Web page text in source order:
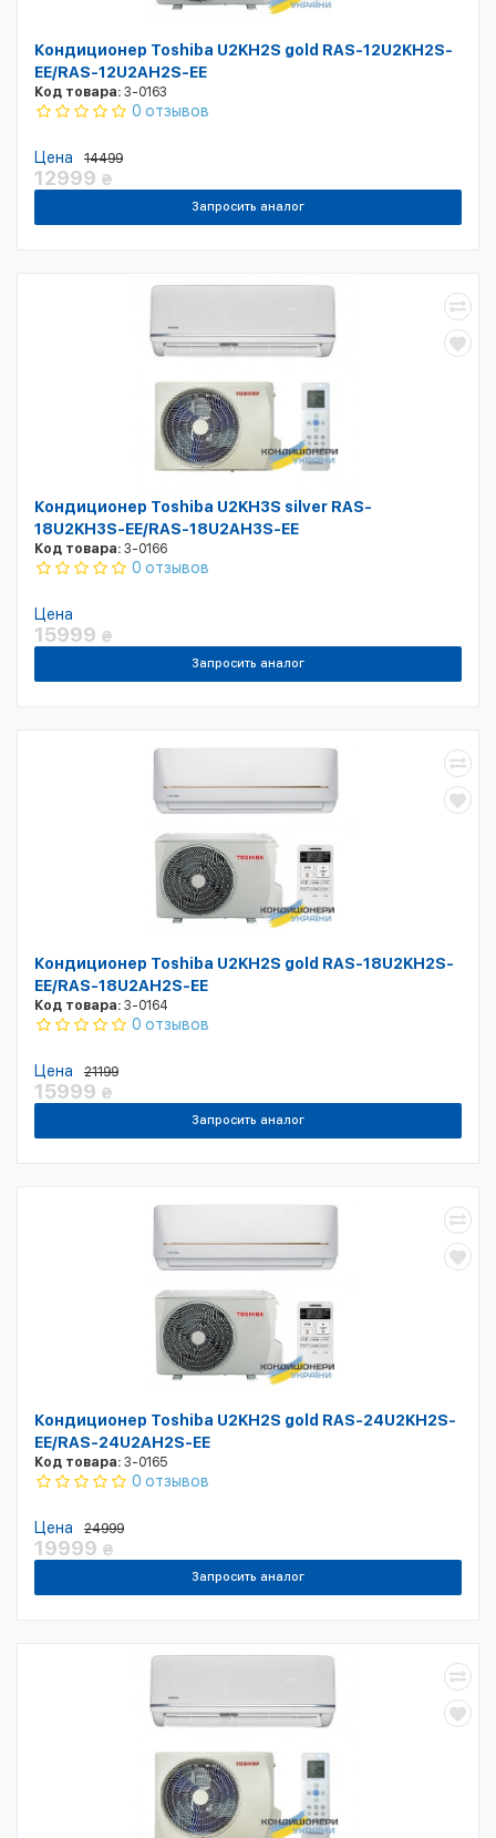
Кондиционер Toshiba U2KH2S gold RAS-12U2KH2S-
EE/RAS-12U2AH2S-EE
Код товара: 3-0163
0 отзывов
Цена 14499
12999 ₴
Запросить аналог
Кондиционер Toshiba U2KH3S silver RAS-
18U2KH3S-EE/RAS-18U2AH3S-EE
Код товара: 3-0166
0 отзывов
Цена
15999 ₴
Запросить аналог
Кондиционер Toshiba U2KH2S gold RAS-18U2KH2S-
EE/RAS-18U2AH2S-EE
Код товара: 3-0164
0 отзывов
Цена 21199
15999 ₴
Запросить аналог
Кондиционер Toshiba U2KH2S gold RAS-24U2KH2S-
EE/RAS-24U2AH2S-EE
Код товара: 3-0165
0 отзывов
Цена 24999
19999 ₴
Запросить аналог